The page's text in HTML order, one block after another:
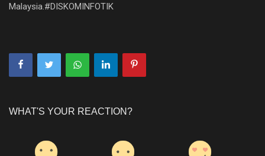
Malaysia.#DISKOMINFOTIK
WHAT'S YOUR REACTION?